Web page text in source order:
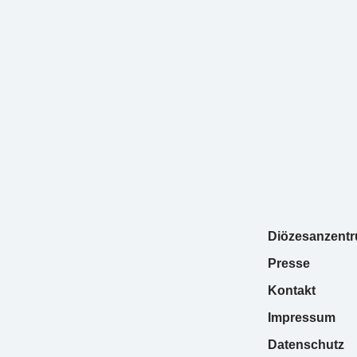
Presse
Kontakt
Impressum
Datenschutz